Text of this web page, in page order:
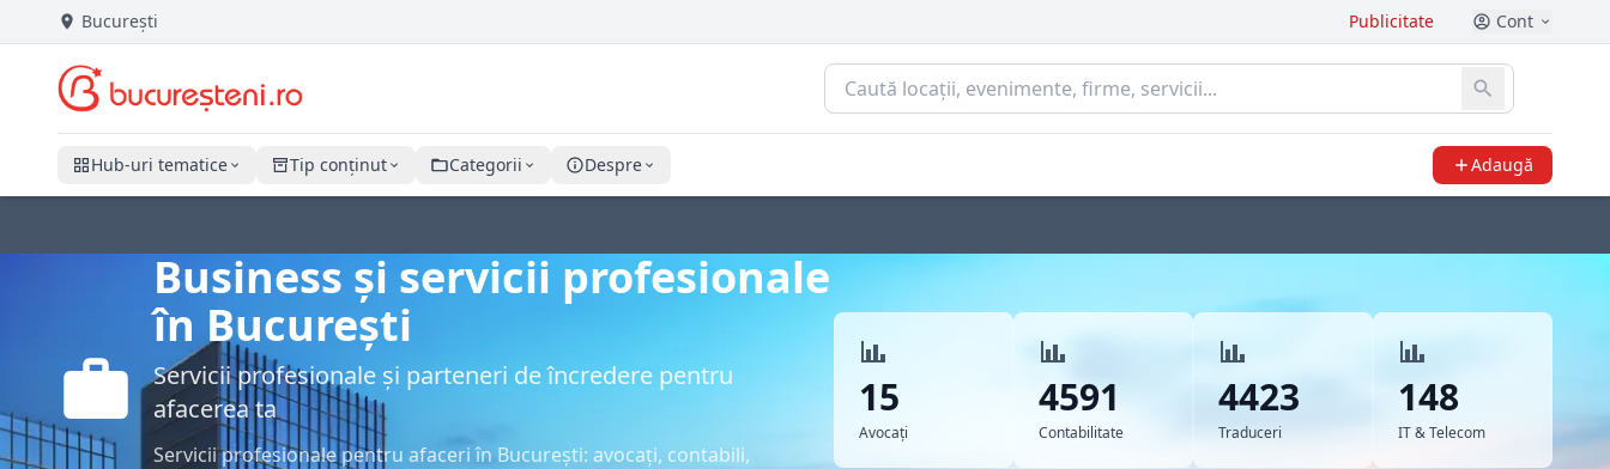
București Publicitate Cont
Hub-uri tematice Tip conținut Categorii Despre Adaugă
Business și servicii profesionale
în București
Servicii profesionale și parteneri de încredere pentru
afacerea ta
Servicii profesionale pentru afaceri în București: avocați, contabili,
15
Avocați
4591
Contabilitate
4423
Traduceri
148
IT & Telecom